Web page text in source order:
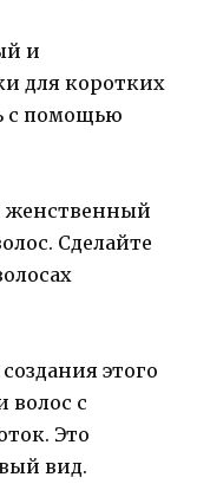
и
для коротких
с помощью
Сделайте
этого
волос с
Это
вид.